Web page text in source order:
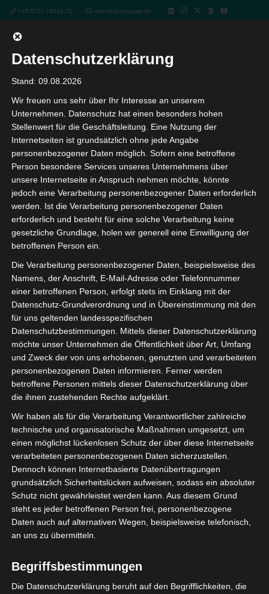
+49 5251 18040-70 vertrieb@octogate.de
Diese Veranstaltung hat bereits stattgefunden.
Masterclass Schul-IT – Das Webinar
für städtische und schulische IT-
Admins
9. Juli 10:00-14:00
Die digitale Bildungstechnologie ist ein großes
und wichtiges Thema, welches auch
Administratoren oftmals vor neue
Herausforderungen stellt. Mit unserer
„Masterclass Schul-IT“ bieten wir Ihnen jetzt eine
exklusive Online-Schulung für Admins der
städtischen und schulischen IT!
Während des 4-stündigen Coachings präsentieren
wir tiefgehende Einblicke in die OctoGate
Schulfirewall, geben praxisnahe Tipps und
OctoGate an der Schule. Vertiefen Sie Ihre
Fähigkeiten als Administrator der Schul-IT und
lassen sich von uns hilfreiche Fertigkeiten und
Werkzeuge an die Hand geben um Ihnen den
Alltag zu erleichtern. Erweitern Sie Ihr Know-how
und werden Sie zum Meister der
Netzwerkinfrastruktur.
Die Teilnahmegebühren belaufen sich auf 595,00
verbindlich und Voraussetzung für die Teilnahme
an der Schulung.
Datenschutzerklärung
Stand: 09.08.2026
Wir freuen uns sehr über Ihr Interesse an unserem
Unternehmen. Datenschutz hat einen besonders hohen
Stellenwert für die Geschäftsleitung. Eine Nutzung der
Internetseiten ist grundsätzlich ohne jede Angabe
personenbezogener Daten möglich. Sofern eine betroffene
Person besondere Services unseres Unternehmens über
unsere Internetseite in Anspruch nehmen möchte, könnte
jedoch eine Verarbeitung personenbezogener Daten erforderlich
werden. Ist die Verarbeitung personenbezogener Daten
erforderlich und besteht für eine solche Verarbeitung keine
gesetzliche Grundlage, holen wir generell eine Einwilligung der
betroffenen Person ein.
Die Verarbeitung personenbezogener Daten, beispielsweise des
Namens, der Anschrift, E-Mail-Adresse oder Telefonnummer
einer betroffenen Person, erfolgt stets im Einklang mit der
Datenschutz-Grundverordnung und in Übereinstimmung mit den
für uns geltenden landesspezifischen
Datenschutzbestimmungen. Mittels dieser Datenschutzerklärung
möchte unser Unternehmen die Öffentlichkeit über Art, Umfang
und Zweck der von uns erhobenen, genutzten und verarbeiteten
personenbezogenen Daten informieren. Ferner werden
betroffene Personen mittels dieser Datenschutzerklärung über
die ihnen zustehenden Rechte aufgeklärt.
Wir haben als für die Verarbeitung Verantwortlicher zahlreiche
technische und organisatorische Maßnahmen umgesetzt, um
einen möglichst lückenlosen Schutz der über diese Internetseite
verarbeiteten personenbezogenen Daten sicherzustellen.
Dennoch können Internetbasierte Datenübertragungen
grundsätzlich Sicherheitslücken aufweisen, sodass ein absoluter
Schutz nicht gewährleistet werden kann. Aus diesem Grund
steht es jeder betroffenen Person frei, personenbezogene
Daten auch auf alternativen Wegen, beispielsweise telefonisch,
an uns zu übermitteln.
Begriffsbestimmungen
Die Datenschutzerklärung beruht auf den Begrifflichkeiten, die